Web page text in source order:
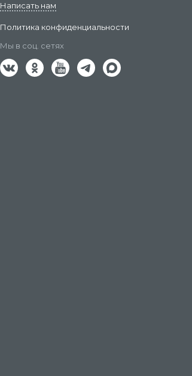
Написать нам
Политика конфиденциальности
Мы в соц. сетях